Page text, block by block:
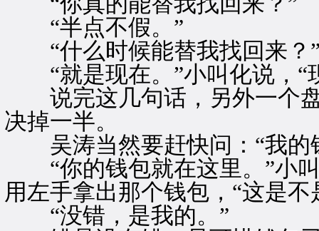
“半点不假。”
“什么时候能替我找回来？
“就是现在。”小叫化说，“
说完这几句话，另外一个盘
决掉一半。
吴涛当然要赶快问：“我的
“你的钱包就在这里。”小叫
用左手拿出那个钱包，“这是不
“没错，是我的。”